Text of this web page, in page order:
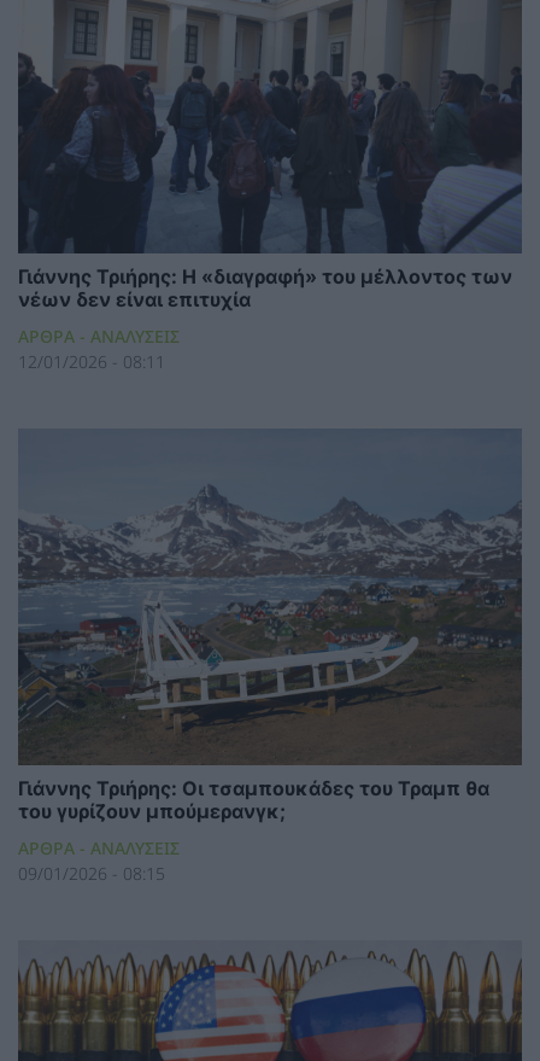
Γιάννης Τριήρης: Η «διαγραφή» του μέλλοντος των
νέων δεν είναι επιτυχία
ΑΡΘΡΑ - ΑΝΑΛΥΣΕΙΣ
12/01/2026 - 08:11
Γιάννης Τριήρης: Οι τσαμπουκάδες του Τραμπ θα
του γυρίζουν μπούμερανγκ;
ΑΡΘΡΑ - ΑΝΑΛΥΣΕΙΣ
09/01/2026 - 08:15